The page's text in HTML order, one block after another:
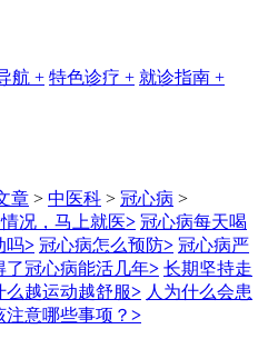
航 + 特色诊疗 + 就诊指南 +
章 > 中医科 > 冠心病 >
况，马上就医> 冠心病每天喝
吗> 冠心病怎么预防> 冠心病严
了冠心病能活几年> 长期坚持走
么越运动越舒服> 人为什么会患
意哪些事项？ >